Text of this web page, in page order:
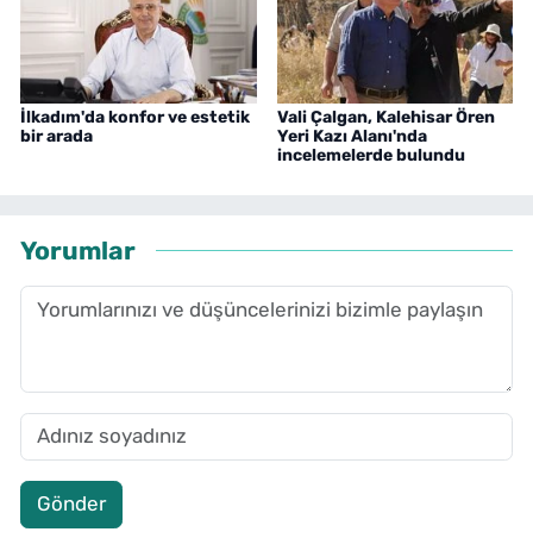
İlkadım'da konfor ve estetik
bir arada
Vali Çalgan, Kalehisar Ören
Yeri Kazı Alanı'nda
incelemelerde bulundu
Yorumlar
Gönder